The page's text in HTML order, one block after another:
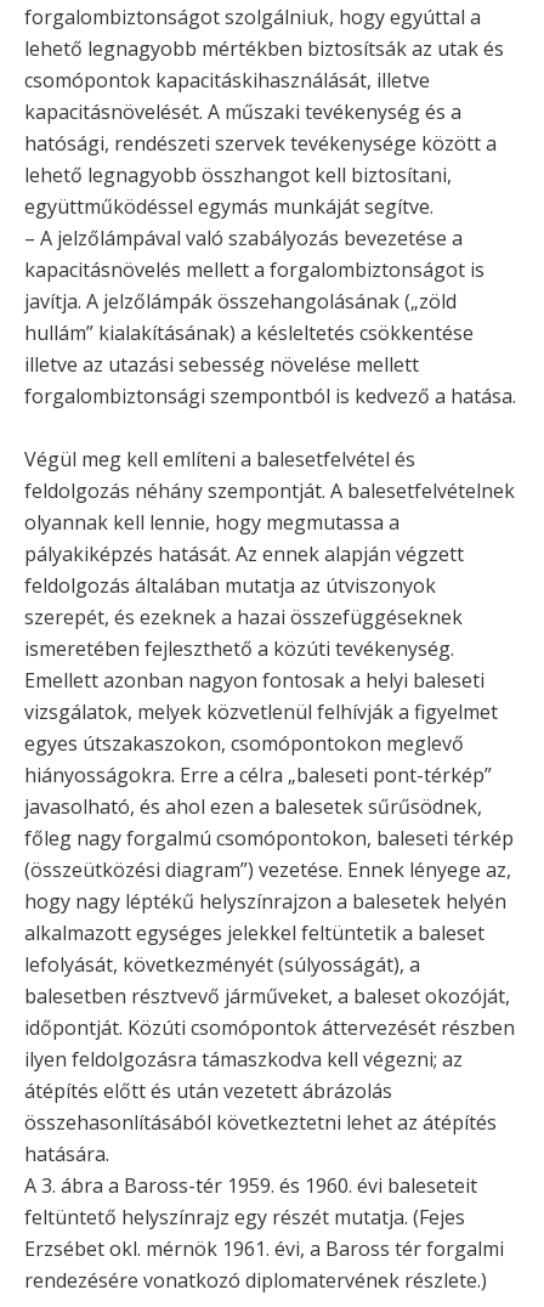
forgalombiztonságot szolgálniuk, hogy egyúttal a
lehető legnagyobb mértékben biztosítsák az utak és
csomópontok kapacitáskihasználását, illetve
kapacitásnövelését. A műszaki tevékenység és a
hatósági, rendészeti szervek tevékenysége között a
lehető legnagyobb összhangot kell biztosítani,
együttműködéssel egymás munkáját segítve.
– A jelzőlámpával való szabályozás bevezetése a
kapacitásnövelés mellett a forgalombiztonságot is
javítja. A jelzőlámpák összehangolásának („zöld
hullám” kialakításának) a késleltetés csökkentése
illetve az utazási sebesség növelése mellett
forgalombiztonsági szempontból is kedvező a hatása.
Végül meg kell említeni a balesetfelvétel és
feldolgozás néhány szempontját. A balesetfelvételnek
olyannak kell lennie, hogy megmutassa a
pályakiképzés hatását. Az ennek alapján végzett
feldolgozás általában mutatja az útviszonyok
szerepét, és ezeknek a hazai összefüggéseknek
ismeretében fejleszthető a közúti tevékenység.
Emellett azonban nagyon fontosak a helyi baleseti
vizsgálatok, melyek közvetlenül felhívják a figyelmet
egyes útszakaszokon, csomópontokon meglevő
hiányosságokra. Erre a célra „baleseti pont-térkép”
javasolható, és ahol ezen a balesetek sűrűsödnek,
főleg nagy forgalmú csomópontokon, baleseti térkép
(összeütközési diagram”) vezetése. Ennek lényege az,
hogy nagy léptékű helyszínrajzon a balesetek helyén
alkalmazott egységes jelekkel feltüntetik a baleset
lefolyását, következményét (súlyosságát), a
balesetben résztvevő járműveket, a baleset okozóját,
időpontját. Közúti csomópontok áttervezését részben
ilyen feldolgozásra támaszkodva kell végezni; az
átépítés előtt és után vezetett ábrázolás
összehasonlításából következtetni lehet az átépítés
hatására.
A 3. ábra a Baross-tér 1959. és 1960. évi baleseteit
feltüntető helyszínrajz egy részét mutatja. (Fejes
Erzsébet okl. mérnök 1961. évi, a Baross tér forgalmi
rendezésére vonatkozó diplomatervének részlete.)